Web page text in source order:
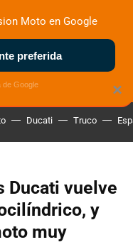
MOTOS ELÉCTRICAS
Ducati Truco
Ducati vuelve
y
muy
×
Moto en Google
preferida
de Google